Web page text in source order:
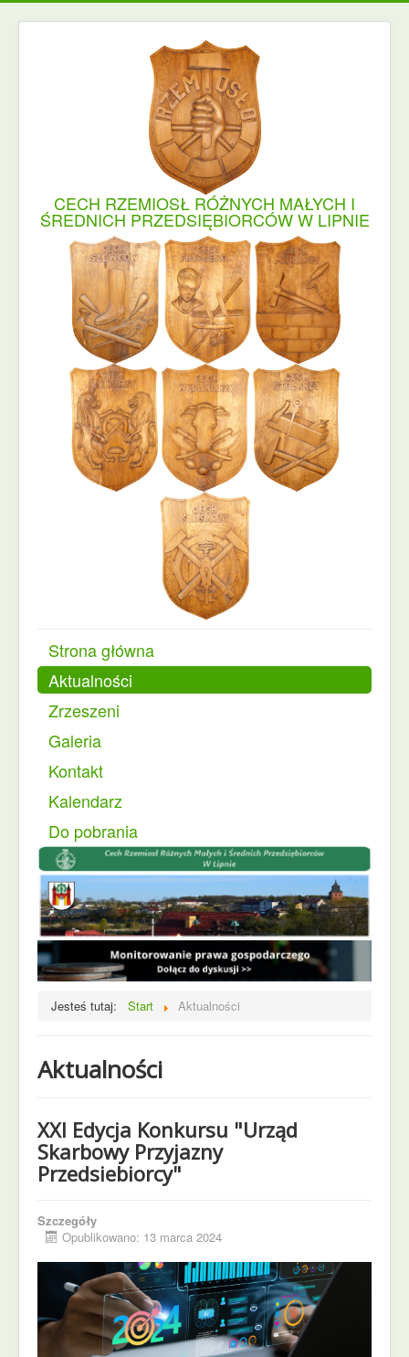
CECH RZEMIOSŁ RÓŻNYCH MAŁYCH I
ŚREDNICH PRZEDSIĘBIORCÓW W LIPNIE
Strona główna
Aktualności
Zrzeszeni
Galeria
Kontakt
Kalendarz
Do pobrania
Jesteś tutaj: Start Aktualności
Aktualności
XXI Edycja Konkursu "Urząd
Skarbowy Przyjazny
Przedsiebiorcy"
Szczegóły
Opublikowano: 13 marca 2024